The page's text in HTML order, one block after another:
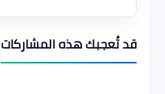
قد تُعجبك هذه المشاركات